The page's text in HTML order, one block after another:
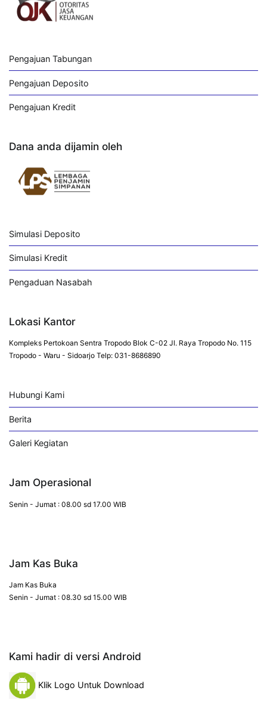
Pengajuan Tabungan
Pengajuan Deposito
Pengajuan Kredit
Dana anda dijamin oleh
Simulasi Deposito
Simulasi Kredit
Pengaduan Nasabah
Lokasi Kantor
Kompleks Pertokoan Sentra Tropodo Blok C-02 Jl. Raya Tropodo No. 115
Tropodo - Waru - Sidoarjo Telp: 031-8686890
Hubungi Kami
Berita
Galeri Kegiatan
Jam Operasional
Senin - Jumat : 08.00 sd 17.00 WIB
Jam Kas Buka
Jam Kas Buka
Senin - Jumat : 08.30 sd 15.00 WIB
Kami hadir di versi Android
Klik Logo Untuk Download